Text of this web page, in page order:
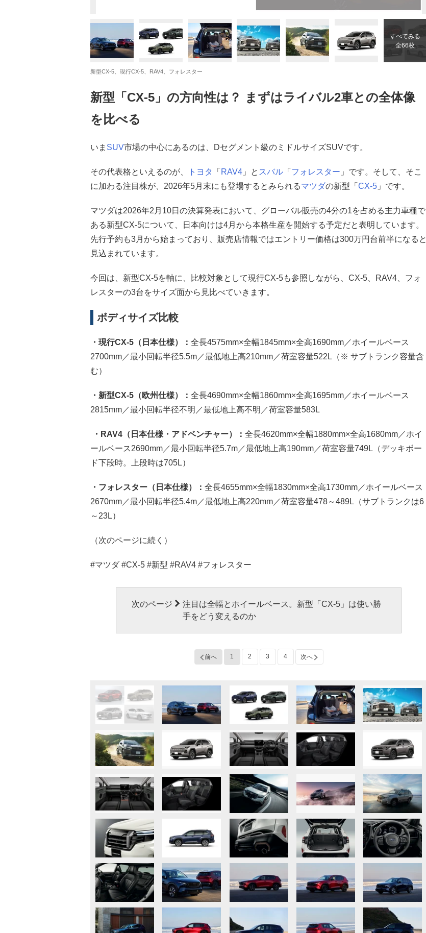
すべてみる
全66枚
新型CX-5、現行CX-5、RAV4、フォレスター
新型「CX-5」の方向性は？ まずはライバル2車との全体像
を比べる
いま SUV市場の中心にあるのは、Dセグメント級のミドルサイズSUVです。
その代表格といえるのが、 トヨタ 「 RAV4 」と スバル 「 フォレスター 」です。そして、そこ
に加わる注目株が、2026年5月末にも登場するとみられるマツダの新型「 CX-5 」です。
マツダは2026年2月10日の決算発表において、グローバル販売の4分の1を占める主力車種で
ある新型CX-5について、日本向けは4月から本格生産を開始する予定だと表明しています。
先行予約も3月から始まっており、販売店情報ではエントリー価格は300万円台前半になると
見込まれています。
今回は、新型CX-5を軸に、比較対象として現行CX-5も参照しながら、CX-5、RAV4、フォ
レスターの3台をサイズ面から見比べていきます。
ボディサイズ比較
・現行CX-5（日本仕様）： 全長4575mm×全幅1845mm×全高1690mm／ホイールベース
2700mm／最小回転半径5.5m／最低地上高210mm／荷室容量522L（※ サブトランク容量含
む）
・新型CX-5（欧州仕様）： 全長4690mm×全幅1860mm×全高1695mm／ホイールベース
2815mm／最小回転半径不明／最低地上高不明／荷室容量583L
・RAV4（日本仕様・アドベンチャー）： 全長4620mm×全幅1880mm×全高1680mm／ホイ
ールベース2690mm／最小回転半径5.7m／最低地上高190mm／荷室容量749L（デッキボー
ド下段時。上段時は705L）
・フォレスター（日本仕様）： 全長4655mm×全幅1830mm×全高1730mm／ホイールベース
2670mm／最小回転半径5.4m／最低地上高220mm／荷室容量478～489L（サブトランクは6
～23L）
（次のページに続く）
#マツダ #CX-5 #新型 #RAV4 #フォレスター
次のページ
注目は全幅とホイールベース。新型「CX-5」は使い勝
手をどう変えるのか
前へ 1 2 3 4 次へ